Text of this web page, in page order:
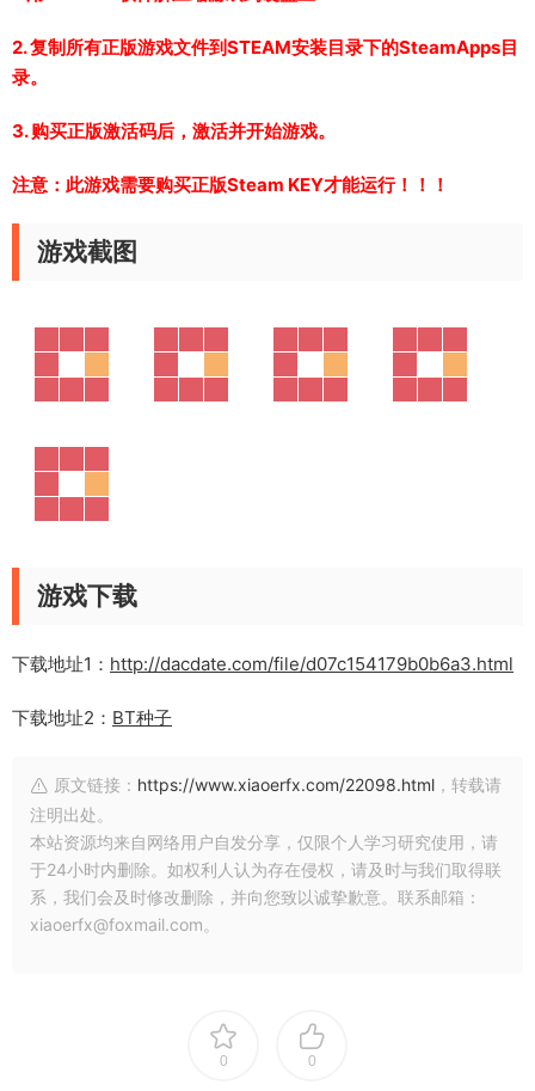
2. 复制所有正版游戏文件到STEAM安装目录下的SteamApps目
录。
3. 购买正版激活码后，激活并开始游戏。
注意：此游戏需要购买正版Steam KEY才能运行！！！
游戏截图
游戏下载
下载地址1： http://dacdate.com/file/d07c154179b0b6a3.html
下载地址2： BT种子
原文链接： https://www.xiaoerfx.com/22098.html ，转载请
注明出处。
本站资源均来自网络用户自发分享，仅限个人学习研究使用，请
于24小时内删除。如权利人认为存在侵权，请及时与我们取得联
系，我们会及时修改删除，并向您致以诚挚歉意。联系邮箱：
xiaoerfx@foxmail.com。
0 0